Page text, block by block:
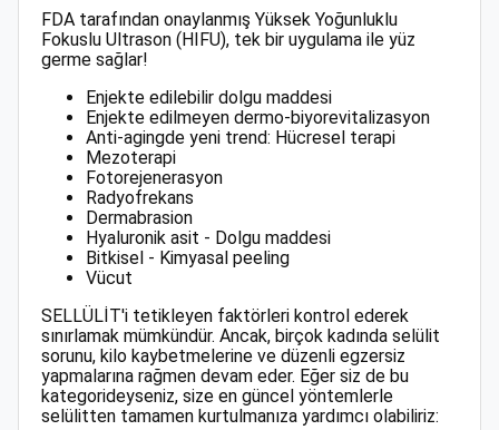
FDA tarafından onaylanmış Yüksek Yoğunluklu
Fokuslu Ultrason (HIFU), tek bir uygulama ile yüz
germe sağlar!
Enjekte edilebilir dolgu maddesi
Enjekte edilmeyen dermo-biyorevitalizasyon
Anti-agingde yeni trend: Hücresel terapi
Mezoterapi
Fotorejenerasyon
Radyofrekans
Dermabrasion
Hyaluronik asit - Dolgu maddesi
Bitkisel - Kimyasal peeling
Vücut
SELLÜLİT'i tetikleyen faktörleri kontrol ederek
sınırlamak mümkündür. Ancak, birçok kadında selülit
sorunu, kilo kaybetmelerine ve düzenli egzersiz
yapmalarına rağmen devam eder. Eğer siz de bu
kategorideyseniz, size en güncel yöntemlerle
selülitten tamamen kurtulmanıza yardımcı olabiliriz: